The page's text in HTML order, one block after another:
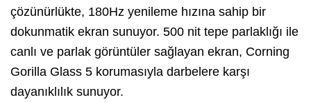
çözünürlükte, 180Hz yenileme hızına sahip bir
dokunmatik ekran sunuyor. 500 nit tepe parlaklığı ile
canlı ve parlak görüntüler sağlayan ekran, Corning
Gorilla Glass 5 korumasıyla darbelere karşı
dayanıklılık sunuyor.